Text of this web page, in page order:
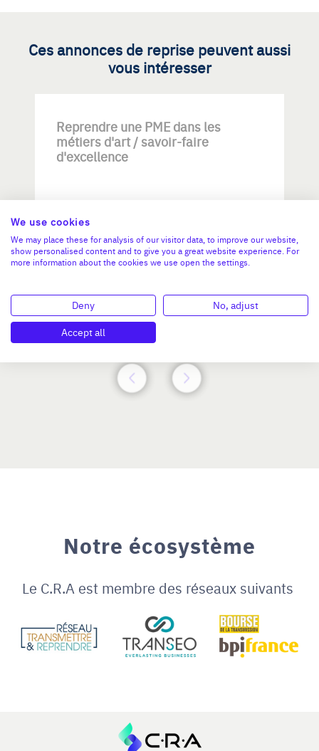
Ces annonces de reprise peuvent aussi
vous intéresser
Reprendre une PME dans les
métiers d'art / savoir-faire
d'excellence
Investissement max:
Notre écosystème
Le C.R.A est membre des réseaux suivants
We use cookies
We may place these for analysis of our visitor data, to improve our website,
show personalised content and to give you a great website experience. For
more information about the cookies we use open the settings.
Deny
No, adjust
Accept all